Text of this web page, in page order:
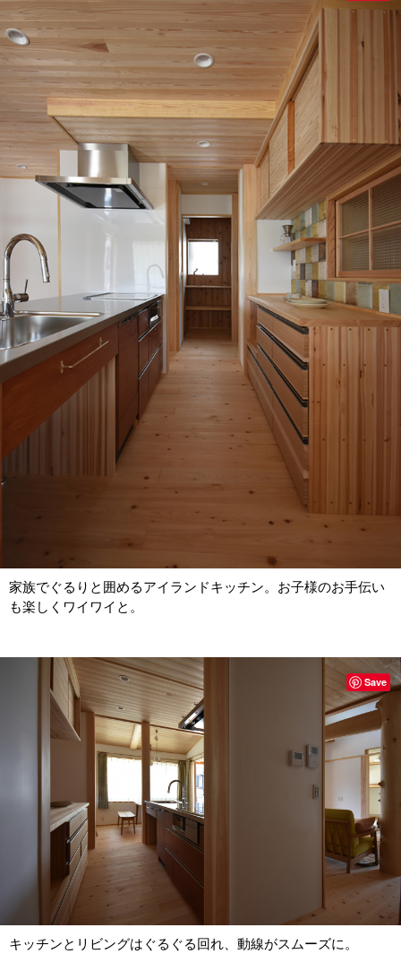
家族でぐるりと囲めるアイランドキッチン。お子様のお手伝い
も楽しくワイワイと。
キッチンとリビングはぐるぐる回れ、動線がスムーズに。
Save